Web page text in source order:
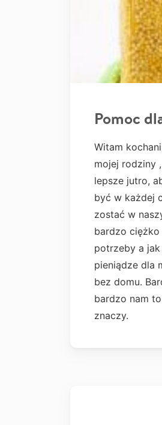
Pomoc
Witam
mojej rodziny
lepsze jutro,
być w każdej
zostać w
bardzo ciężko
potrzeby a
pieniądze dla
bez domu.
bardzo nam
znaczy.